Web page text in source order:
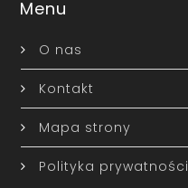
Menu
O nas
Kontakt
Mapa strony
Polityka prywatności